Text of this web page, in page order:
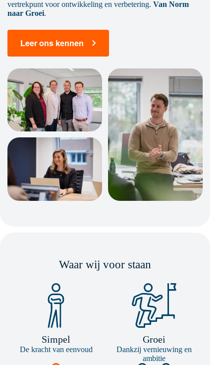
vertrekpunt voor ontwikkeling en verbetering. Van Norm
naar Groei.
Leer ons kennen
Waar wij voor staan
Simpel
De kracht van eenvoud
Groei
Dankzij vernieuwing en
ambitie